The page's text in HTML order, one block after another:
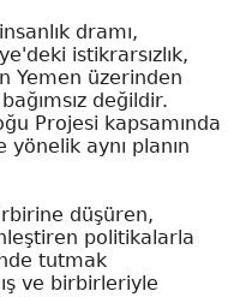
dramı,
istikrarsızlık,
Yemen üzerinden
değildir.
Projesi kapsamında
aynı planın
düşüren,
politikalarla
tutmak
ve birbirleriyle